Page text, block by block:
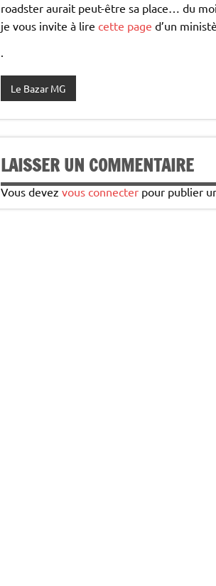
roadster aurait peut-être sa place… du
je vous invite à lire cette page d’un
.
Le Bazar MG
LAISSER UN COMMENTAIRE
Vous devez vous connecter pour publier